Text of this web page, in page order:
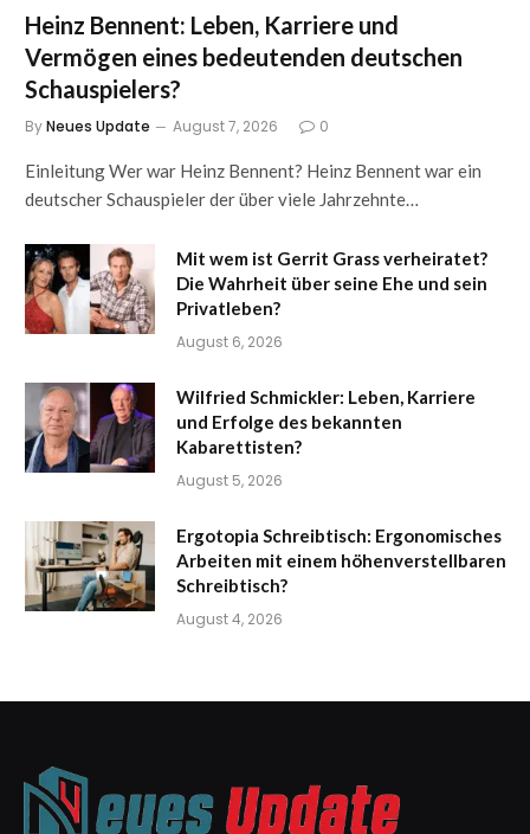
Heinz Bennent: Leben, Karriere und
Vermögen eines bedeutenden deutschen
Schauspielers?
ByNeues Update August 7, 2026 0
Einleitung Wer war Heinz Bennent? Heinz Bennent war ein
deutscher Schauspieler der über viele Jahrzehnte…
Mit wem ist Gerrit Grass verheiratet?
Die Wahrheit über seine Ehe und sein
Privatleben?
August 6, 2026
Wilfried Schmickler: Leben, Karriere
und Erfolge des bekannten
Kabarettisten?
August 5, 2026
Ergotopia Schreibtisch: Ergonomisches
Arbeiten mit einem höhenverstellbaren
Schreibtisch?
August 4, 2026